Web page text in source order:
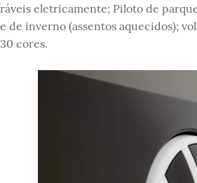
​​eletricamente; Piloto de
de inverno (assentos aquecidos);
cores.